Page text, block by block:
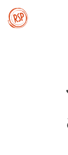
content